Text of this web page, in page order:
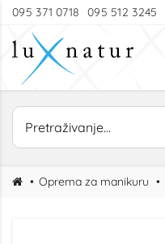
095 371 0718 095 512 3245
Oprema za manikuru